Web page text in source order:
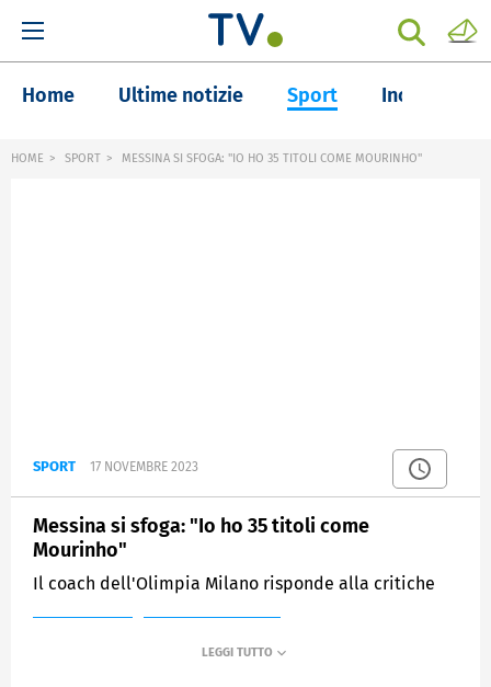
Home Ultime notizie Sport Inchieste
HOME SPORT MESSINA SI SFOGA: "IO HO 35 TITOLI COME MOURINHO"
SPORT 17 NOVEMBRE 2023
Messina si sfoga: "Io ho 35 titoli come
Mourinho"
Il coach dell'Olimpia Milano risponde alla critiche